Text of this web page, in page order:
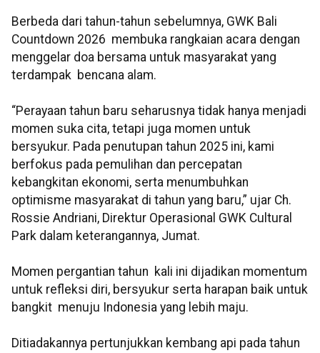
Berbeda dari tahun-tahun sebelumnya, GWK Bali
Countdown 2026 membuka rangkaian acara dengan
menggelar doa bersama untuk masyarakat yang
terdampak bencana alam.
“Perayaan tahun baru seharusnya tidak hanya menjadi
momen suka cita, tetapi juga momen untuk
bersyukur. Pada penutupan tahun 2025 ini, kami
berfokus pada pemulihan dan percepatan
kebangkitan ekonomi, serta menumbuhkan
optimisme masyarakat di tahun yang baru,” ujar Ch.
Rossie Andriani, Direktur Operasional GWK Cultural
Park dalam keterangannya, Jumat.
Momen pergantian tahun kali ini dijadikan momentum
untuk refleksi diri, bersyukur serta harapan baik untuk
bangkit menuju Indonesia yang lebih maju.
Ditiadakannya pertunjukkan kembang api pada tahun